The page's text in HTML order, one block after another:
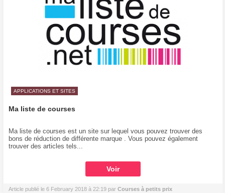
APPLICATIONS ET SITES
Ma liste de courses
Ma liste de courses est un site sur lequel vous pouvez trouver des
bons de réduction de différente marque . Vous pouvez également
trouver des articles tels...
Voir
Article publié le 6 February 2018 à 22:19 par Courses à petits prix